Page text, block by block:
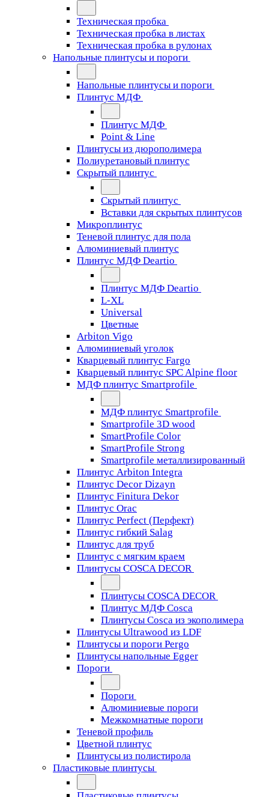
Техническая пробка
Техническая пробка в листах
Техническая пробка в рулонах
Напольные плинтусы и пороги
Напольные плинтусы и пороги
Плинтус МДФ
Плинтус МДФ
Point & Line
Плинтусы из дюрополимера
Полиуретановый плинтус
Скрытый плинтус
Скрытый плинтус
Вставки для скрытых плинтусов
Микроплинтус
Теневой плинтус для пола
Алюминиевый плинтус
Плинтус МДФ Deartio
Плинтус МДФ Deartio
L-XL
Universal
Цветные
Arbiton Vigo
Алюминиевый уголок
Кварцевый плинтус Fargo
Кварцевый плинтус SPC Alpine floor
МДФ плинтус Smartprofile
МДФ плинтус Smartprofile
Smartprofile 3D wood
SmartProfile Color
SmartProfile Strong
Smartprofile металлизированный
Плинтус Arbiton Integra
Плинтус Decor Dizayn
Плинтус Finitura Dekor
Плинтус Orac
Плинтус Perfect (Перфект)
Плинтус гибкий Salag
Плинтус для труб
Плинтус с мягким краем
Плинтусы COSCA DECOR
Плинтусы COSCA DECOR
Плинтус МДФ Cosca
Плинтусы Cosca из экополимера
Плинтусы Ultrawood из LDF
Плинтусы и пороги Pergo
Плинтусы напольные Egger
Пороги
Пороги
Алюминиевые пороги
Межкомнатные пороги
Теневой профиль
Цветной плинтус
Плинтусы из полистирола
Пластиковые плинтусы